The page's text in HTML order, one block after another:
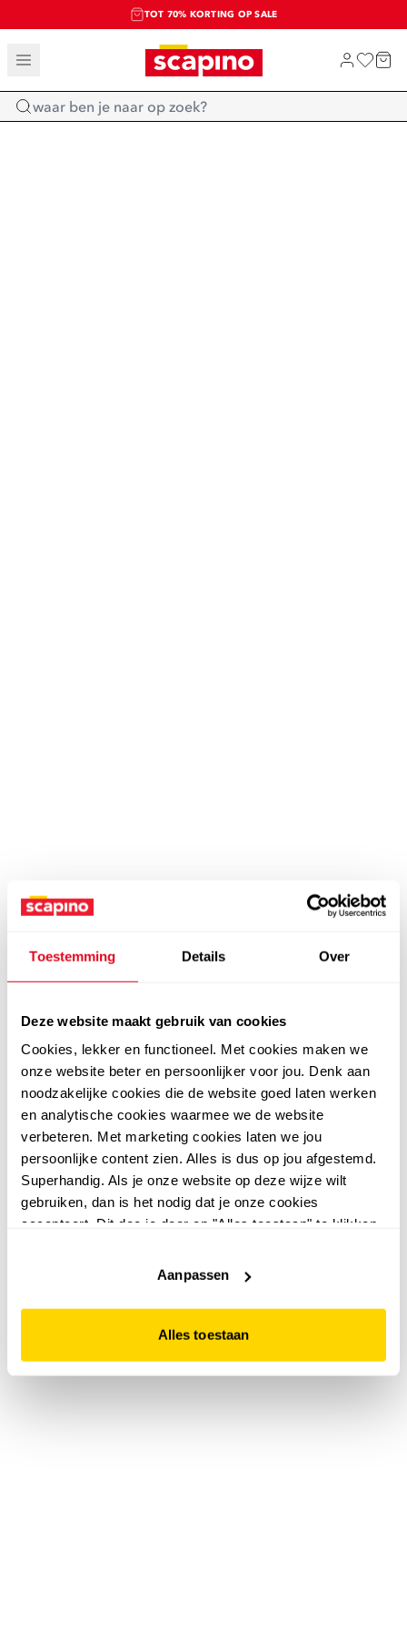
Toestemming Details Over
Deze website maakt gebruik van cookies
Cookies, lekker en functioneel. Met cookies maken we
onze website beter en persoonlijker voor jou. Denk aan
noodzakelijke cookies die de website goed laten werken
en analytische cookies waarmee we de website
verbeteren. Met marketing cookies laten we jou
persoonlijke content zien. Alles is dus op jou afgestemd.
Superhandig. Als je onze website op deze wijze wilt
gebruiken, dan is het nodig dat je onze cookies
accepteert. Dit doe je door op "Alles toestaan" te klikken.
website niet optimaal functioneert.
Aanpassen
Alles toestaan
TOT 70% KORTING OP SALE
SALE: LAATSTE KANS!
SHOP NIEUW
Home